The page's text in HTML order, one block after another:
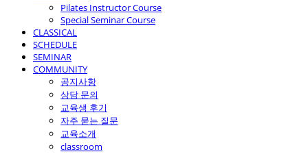
Pilates Instructor Course
Special Seminar Course
CLASSICAL
SCHEDULE
SEMINAR
COMMUNITY
공지사항
상담 문의
교육생 후기
자주 묻는 질문
교육소개
classroom